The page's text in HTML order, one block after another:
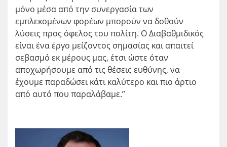
μόνο μέσα από την συνεργασία των
εμπλεκομένων φορέων μπορούν να δοθούν
λύσεις προς όφελος του πολίτη. Ο Διαβαθμιδικός
είναι ένα έργο μείζοντος σημασίας και απαιτεί
σεβασμό εκ μέρους μας, έτσι ώστε όταν
αποχωρήσουμε από τις θέσεις ευθύνης, να
έχουμε παραδώσει κάτι καλύτερο και πιο άρτιο
από αυτό που παραλάβαμε.”